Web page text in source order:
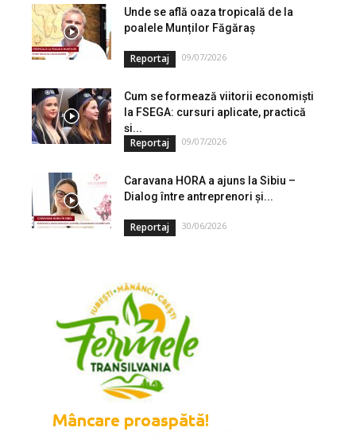
Unde se află oaza tropicală de la
poalele Munților Făgăraș
Reportaj 09/07/2026
Cum se formează viitorii economiști
la FSEGA: cursuri aplicate, practică
și...
Reportaj 09/07/2026
Caravana HORA a ajuns la Sibiu –
Dialog între antreprenori și...
Reportaj 30/06/2026